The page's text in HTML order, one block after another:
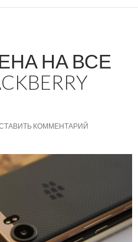
НА ВСЕ
КОММЕНТАРИЙ